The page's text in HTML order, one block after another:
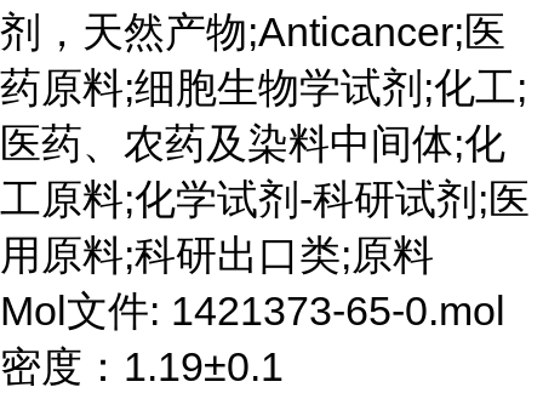
剂，天然产物;Anticancer;医
药原料;细胞生物学试剂;化工;
医药、农药及染料中间体;化
工原料;化学试剂-科研试剂;医
用原料;科研出口类;原料
Mol文件: 1421373-65-0.mol
密度：1.19±0.1